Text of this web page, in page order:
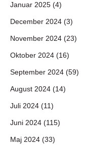
Januar 2025 (4)
December 2024 (3)
November 2024 (23)
Oktober 2024 (16)
September 2024 (59)
August 2024 (14)
Juli 2024 (11)
Juni 2024 (115)
Maj 2024 (33)